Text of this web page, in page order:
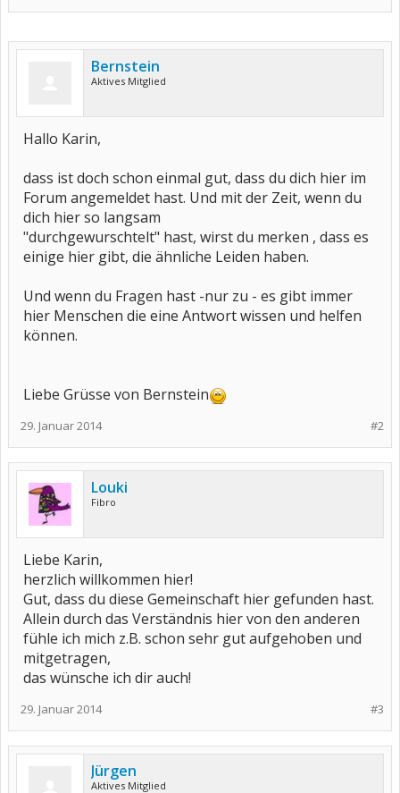
Bernstein
Aktives Mitglied
Hallo Karin,
dass ist doch schon einmal gut, dass du dich hier im
Forum angemeldet hast. Und mit der Zeit, wenn du
dich hier so langsam
"durchgewurschtelt" hast, wirst du merken , dass es
einige hier gibt, die ähnliche Leiden haben.
Und wenn du Fragen hast -nur zu - es gibt immer
hier Menschen die eine Antwort wissen und helfen
können.
Liebe Grüsse von Bernstein
#2
29. Januar 2014
Louki
Fibro
Liebe Karin,
herzlich willkommen hier!
Gut, dass du diese Gemeinschaft hier gefunden hast.
Allein durch das Verständnis hier von den anderen
fühle ich mich z.B. schon sehr gut aufgehoben und
mitgetragen,
das wünsche ich dir auch!
#3
29. Januar 2014
Jürgen
Aktives Mitglied